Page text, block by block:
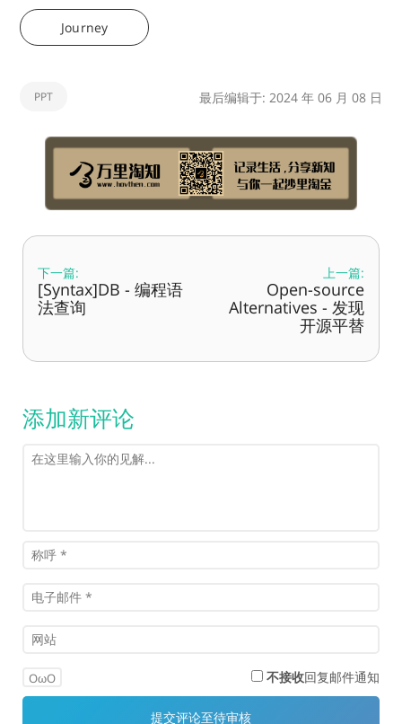
Journey
PPT 最后编辑于: 2024 年 06 月 08 日
下一篇:
[Syntax]DB - 编程语
法查询
上一篇:
Open-source
Alternatives - 发现
开源平替
添加新评论
OωO 不接收回复邮件通知